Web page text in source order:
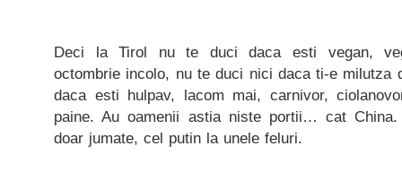
Deci la Tirol nu te duci daca esti vegan,
octombrie incolo, nu te duci nici daca ti-e milutza
daca esti hulpav, lacom mai, carnivor,
paine. Au oamenii astia niste portii… cat
doar jumate, cel putin la unele feluri.